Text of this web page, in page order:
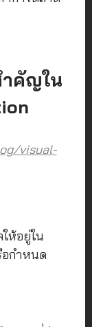
ำคัญใน
visual-
ห้อยู่ใน
อกำหนด